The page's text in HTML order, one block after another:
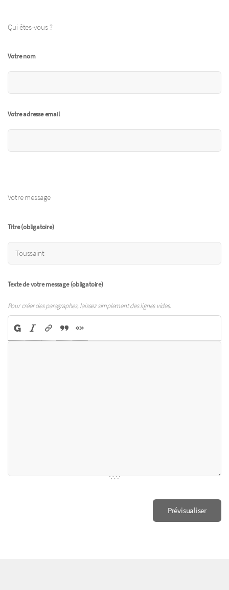
Qui êtes-vous ?
Votre nom
Votre adresse email
Votre message
Titre (obligatoire)
Texte de votre message (obligatoire)
Pour créer des paragraphes, laissez simplement des lignes vides.